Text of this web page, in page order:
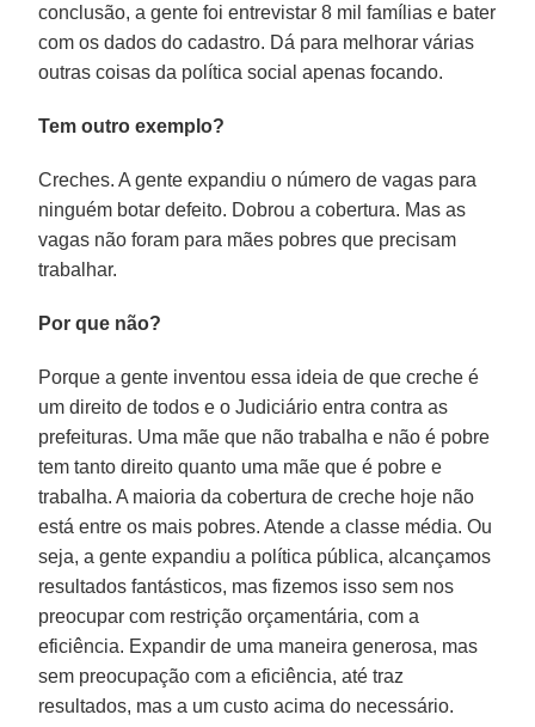
conclusão, a gente foi entrevistar 8 mil famílias e bater
com os dados do cadastro. Dá para melhorar várias
outras coisas da política social apenas focando.
Tem outro exemplo?
Creches. A gente expandiu o número de vagas para
ninguém botar defeito. Dobrou a cobertura. Mas as
vagas não foram para mães pobres que precisam
trabalhar.
Por que não?
Porque a gente inventou essa ideia de que creche é
um direito de todos e o Judiciário entra contra as
prefeituras. Uma mãe que não trabalha e não é pobre
tem tanto direito quanto uma mãe que é pobre e
trabalha. A maioria da cobertura de creche hoje não
está entre os mais pobres. Atende a classe média. Ou
seja, a gente expandiu a política pública, alcançamos
resultados fantásticos, mas fizemos isso sem nos
preocupar com restrição orçamentária, com a
eficiência. Expandir de uma maneira generosa, mas
sem preocupação com a eficiência, até traz
resultados, mas a um custo acima do necessário.